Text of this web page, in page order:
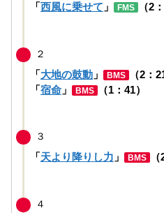
「西風に乗せて 」 FMS （2
２
「大地の鼓動 」 BMS
（2：
「宿命 」 BMS （1：41）
３
「天より降りし力 」 BMS
４